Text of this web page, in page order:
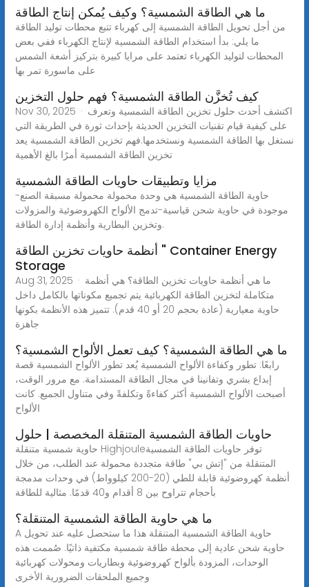
ما هي الطاقة الشمسية؟ وكيف يُمكن إنتاج الطاقة
من أجل تحويل الطاقة الشمسية إلى كهرباء تتبع محطات توليد الطاقة
ما يلي: بدأ استخدام الطاقة الشمسية لإنتاج الكهرباء ففي بعض
المحطات لتوليد الكهرباء تعتمد على مرايا كبيرة بتركيز أشعة الشمس
على ماسورة تمر بها
كيف تُخزَّن الطاقة الشمسية؟ فهم حلول التخزين
Nov 30, 2025 · اكتشف أحدث حلول تخزين الطاقة الشمسية وتعرف
على كيفية قيام تقنيات التخزين الحديثة بإحداث ثورة في الطريقة التي
نستغل بها الطاقة الشمسية ونستخدمها.فهم تخزين الطاقة الشمسية يعد
تخزين الطاقة الشمسية أمرًا بالغ الأهمية
مزايا وتطبيقات حاويات الطاقة الشمسية
حاوية الطاقة الشمسية هي وحدة محمولة محمولة مسبقة الصنع-
موجودة في حاوية شحن قياسية-تدمج الألواح الكهروضوئية والمزولات
وتخزين البطارية وأنظمة إدارة الطاقة.
أنظمة حاويات تخزين الطاقة " Container Energy
Storage
Aug 31, 2025 · ما هي أنظمة حاويات تخزين الطاقة؟ هي أنظمة
متكاملة لتخزين الطاقة الكهربائية يتم تجميع مكوناتها بالكامل داخل
حاوية معيارية (عادة بحجم 20 أو 40 قدم). تتميز هذه الأنظمة بكونها
جاهزة
ما هي الطاقة الشمسية؟ كيف تعمل الألواح الشمسية؟
رابعًا: تطور وكفاءة الألواح الشمسية يُعد تطور الألواح الشمسية قصة
إبداع بشري وتفانينا في مجال الطاقة المستدامة. مع مرور الوقت،
أصبحت الألواح الشمسية أكثر كفاءةً وتكلفةً وفي متناول الجميع. كانت
الألواح
حاويات الطاقة الشمسية المتنقلة المخصصة | حلول
حاوية شمسية متنقلة Highjouleتوفر حاويات الطاقة الشمسية
المتنقلة من "إتش بي" طاقة متجددة محمولة عند الطلب، من خلال
أنظمة كهروضوئية قابلة للطي (20-200 كيلوواط) في وحدات مدمجة
بأحجام تتراوح بين 8 أقدام و40 قدمًا. مثالية للطاقة
ما هي حاوية الطاقة الشمسية المتنقلة؟
A حاوية الطاقة الشمسية المتنقلة هذا ما ستحصل عليه عند تحويل
حاوية شحن عادية إلى محطة طاقة شمسية مكتفية ذاتيًا. صُممت هذه
الوحدات، المزودة بألواح كهروضوئية وبطاريات ومحولات كهربائية
وجميع الملحقات الضرورية الأخرى